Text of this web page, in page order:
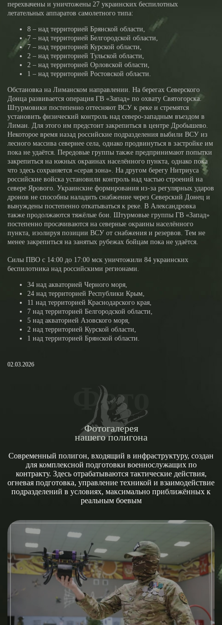
перехвачены и уничтожены 27 украинских беспилотных
летательных аппаратов самолетного типа:
8 – над территорией Брянской области,
7 – над территорией Белгородской области,
7 – над территорией Курской области,
2 – над территорией Тульской области,
2 – над территорией Орловской области,
1 – над территорией Ростовской области.
Обстановка на Лиманском направлении. На берегах Северского
Донца развивается операция ГВ «Запад» по охвату Святогорска.
Штурмовики постепенно оттесняют ВСУ к реке и стремятся
установить физический контроль над северо-западным въездом в
Лиман. Для этого им предстоит закрепиться в центре Дробышево.
Некоторое время назад российские подразделения выбили ВСУ из
лесного массива севернее села, однако продвинуться в застройке им
пока не удаётся. Передовые группы также предпринимают попытки
закрепиться на южных окраинах населённого пункта, однако пока
что здесь сохраняется «серая зона». На другом берегу Нитриуса
российские войска установили контроль над частью строений на
севере Ярового. Украинские формирования из-за регулярных ударов
дронов не способны наладить снабжение через Северский Донец и
вынуждены постепенно откатываться к реке. В Александровка
также продолжаются тяжёлые бои. Штурмовые группы ГВ «Запад»
постепенно просачиваются на северные окраины населённого
пункта, изолируя позиции ВСУ от снабжения и резервов. Тем не
менее закрепиться на занятых рубежах бойцам пока не удаётся.
Силы ПВО с 14:00 до 17:00 мск уничтожили 84 украинских
беспилотника над российскими регионами.
34 над акваторией Черного моря,
24 над территорией Республики Крым,
11 над территорией Краснодарского края,
7 над территорией Белгородской области,
5 над акваторией Азовского моря,
2 над территорией Курской области,
1 над территорией Брянской области.
02.03.2026
Фото
Фотогалерея
нашего полигона
Современный полигон, входящий в инфраструктуру, создан
для комплексной подготовки военнослужащих по
контракту. Здесь отрабатываются тактические действия,
огневая подготовка, управление техникой и взаимодействие
подразделений в условиях, максимально приближённых к
реальным боевым